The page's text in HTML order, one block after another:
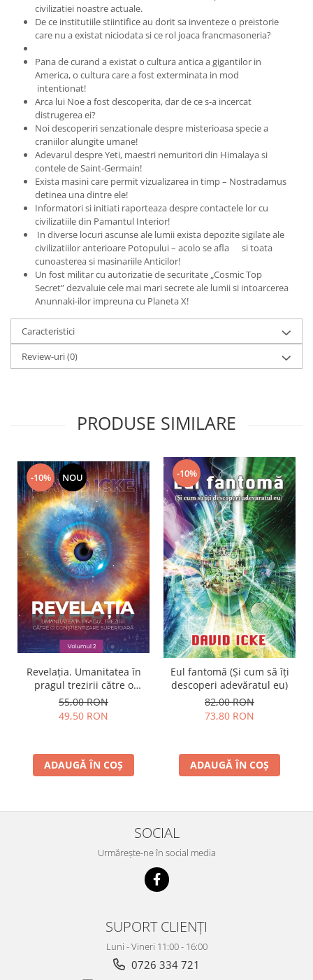
civilizatiei noastre actuale.
De ce institutiile stiintifice au dorit sa inventeze o preistorie
care nu a existat niciodata si ce rol joaca francmasoneria?
Pana de curand a existat o cultura antica a gigantilor in
America, o cultura care a fost exterminata in mod
intentionat!
Arca lui Noe a fost descoperita, dar de ce s-a incercat
distrugerea ei?
Noi descoperiri senzationale despre misterioasa specie a
craniilor alungite umane!
Adevarul despre Yeti, maestri nemuritori din Himalaya si
contele de Saint-Germain!
Exista masini care permit vizualizarea in timp – Nostradamus
detinea una dintre ele!
Informatori si initiati raporteaza despre contactele lor cu
civilizatiile din Pamantul Interior!
In diverse locuri ascunse ale lumii exista depozite sigilate ale
civilizatiilor anterioare Potopului – acolo se afla si toata
cunoasterea si masinariile Anticilor!
Un fost militar cu autorizatie de securitate „Cosmic Top
Secret” dezvaluie cele mai mari secrete ale lumii si intoarcerea
Anunnaki-ilor impreuna cu Planeta X!
Caracteristici
Review-uri(0)
PRODUSE SIMILARE
-10% NOU
Revelația. Umanitatea în
pragul trezirii către o
conştientizare superioară,
volumul 2
55,00 RON
49,50 RON
ADAUGĂ ÎN COȘ
-10%
Eul fantomă (Și cum să îți
descoperi adevăratul eu)
82,00 RON
73,80 RON
ADAUGĂ ÎN COȘ
SOCIAL
Urmărește-ne în social media
SUPORT CLIENȚI
Luni - Vineri 11:00 - 16:00
0726 334 721